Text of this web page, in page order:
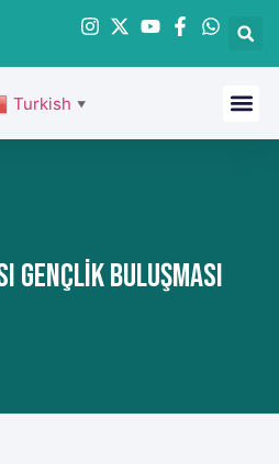
Turkish ▼
Gençlik Buluşması